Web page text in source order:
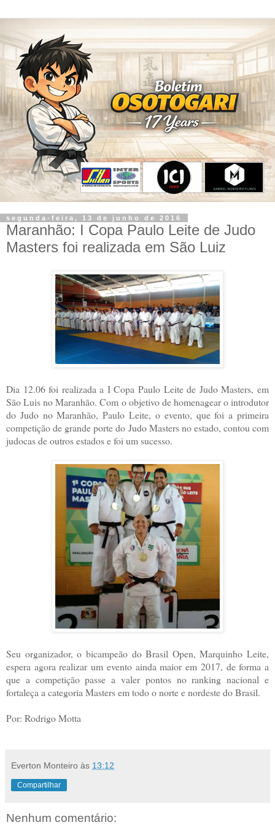
segunda-feira, 13 de junho de 2016
Maranhão: I Copa Paulo Leite de Judo
Masters foi realizada em São Luiz
Dia 12.06 foi realizada a I Copa Paulo Leite de Judo Masters, em
São Luis no Maranhão. Com o objetivo de homenagear o introdutor
do Judo no Maranhão, Paulo Leite, o evento, que foi a primeira
competição de grande porte do Judo Masters no estado, contou com
judocas de outros estados e foi um sucesso.
Seu organizador, o bicampeão do Brasil Open, Marquinho Leite,
espera agora realizar um evento ainda maior em 2017, de forma a
que a competição passe a valer pontos no ranking nacional e
fortaleça a categoria Masters em todo o norte e nordeste do Brasil.
Por: Rodrigo Motta
Everton Monteiro às 13:12
Compartilhar
Nenhum comentário: